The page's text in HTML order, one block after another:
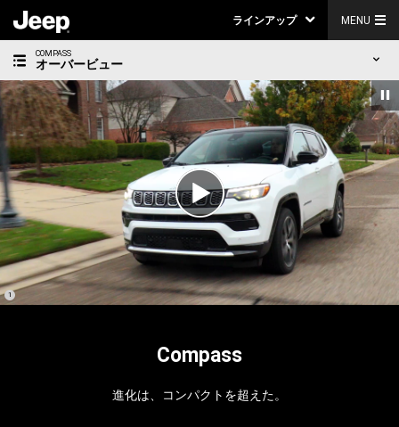
ラインアップ MENU
COMPASS
オーバービュー
Play
Video
(
Disclosure
1 )
Compass
進化は、コンパクトを超えた。